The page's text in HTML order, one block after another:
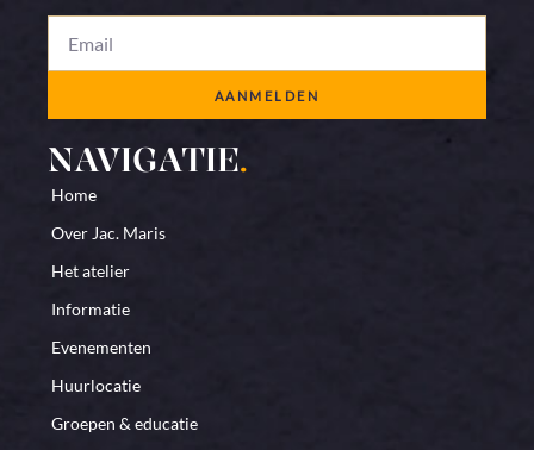
AANMELDEN
NAVIGATIE.
Home
Over Jac. Maris
Het atelier
Informatie
Evenementen
Huurlocatie
Groepen & educatie